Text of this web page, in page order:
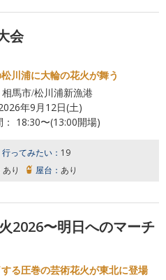
会
川浦に大輪の花火が舞う
馬市/松川浦新漁港
年9月12日(土)
18:30〜(13:00開場)
行ってみたい： 19
あり 屋台： あり
2026〜明日へのマーチ
る圧巻の芸術花火が東北に登場